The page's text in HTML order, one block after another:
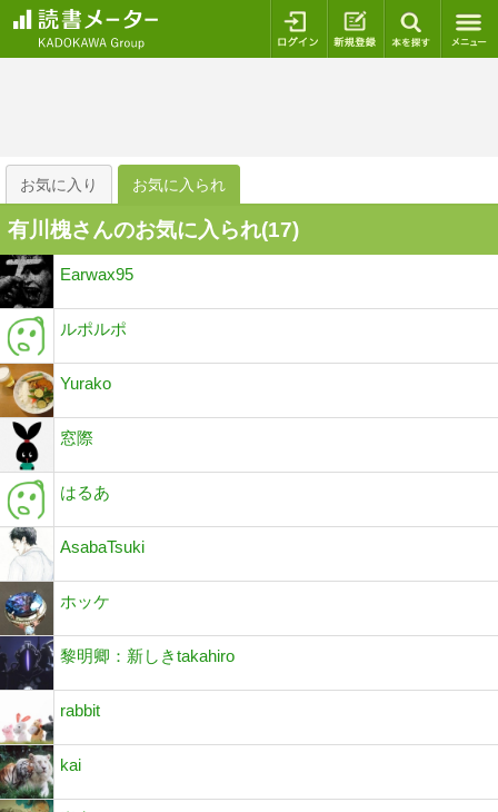
ログイン 新規登録
お気に入り お気に入られ
有川槐さんのお気に入られ(17)
Earwax95
ルポルポ
Yurako
窓際
はるあ
AsabaTsuki
ホッケ
黎明卿：新しきtakahiro
rabbit
kai